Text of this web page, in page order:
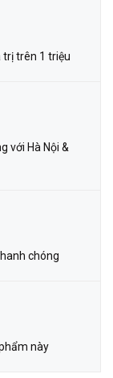
trị trên 1 triệu
với Hà Nội &
chóng
này